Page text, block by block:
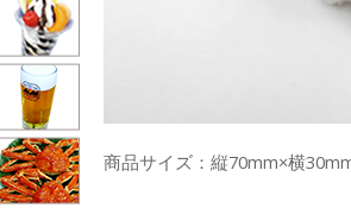
商品サイズ：縦70mm×横